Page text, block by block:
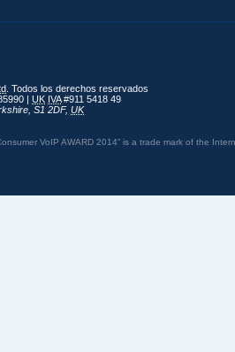
. Todos los derechos reservados
| UK IVA#911 5418 49
S1 2DF, UK
VoIP AWARD 2014” is a trade mark of the